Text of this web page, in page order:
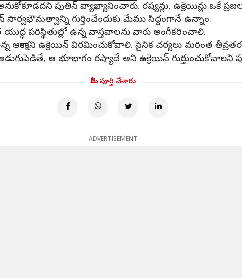
పుతిన్ వ్యాఖ్యానించారు. రష్యన్లు, ఉక్రెయిన్లు ఒకే
గుర్తించేందుకు మేము సిద్ధంగానే ఉన్నాం.
పరిస్థితుల్లో ఉన్న వాస్తవాలను వారు అంగీకరించాలి.
ఉక్రెయిన్ విరమించుకోవాలి. సైనిక చర్యలు మరింత
ఆ భూభాగం రష్యాదే అని ఉక్రెయిన్ గుర్తుంచుకోవాలని
మీరు పూర్తి చేశారు
ADVERTISEMENT